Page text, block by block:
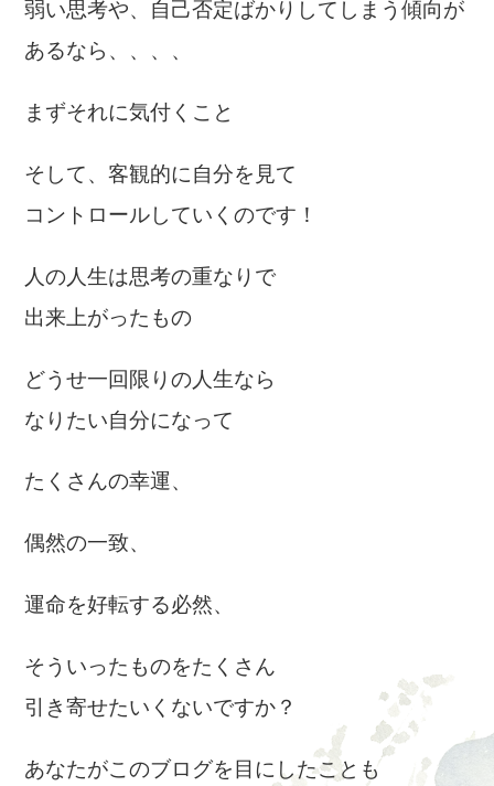
弱い思考や、自己否定ばかりしてしまう傾向が
あるなら、、、、
まずそれに気付くこと
そして、客観的に自分を見て
コントロールしていくのです！
人の人生は思考の重なりで
出来上がったもの
どうせ一回限りの人生なら
なりたい自分になって
たくさんの幸運、
偶然の一致、
運命を好転する必然、
そういったものをたくさん
引き寄せたいくないですか？
あなたがこのブログを目にしたことも